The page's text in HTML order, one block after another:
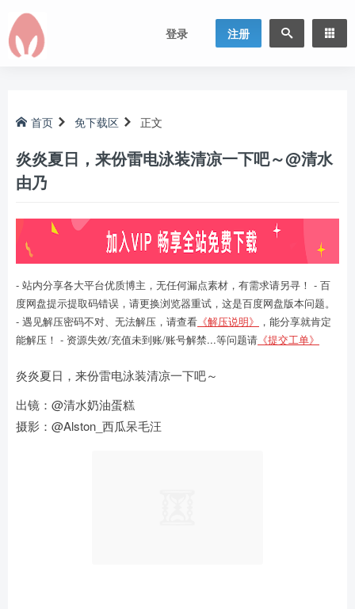
登录 注册
首页 免下载区 正文
炎炎夏日，来份雷电泳装清凉一下吧～@清水
由乃
- 站内分享各大平台优质博主，无任何漏点素材，有需求请另寻！ - 百
度网盘提示提取码错误，请更换浏览器重试，这是百度网盘版本问题。
- 遇见解压密码不对、无法解压，请查看 《解压说明》
，能分享就肯定
能解压！ - 资源失效/充值未到账/账号解禁...等问题请 《提交工单》
炎炎夏日，来份雷电泳装清凉一下吧～
出镜：@清水奶油蛋糕
摄影：@Alston_西瓜呆毛汪 ​​​